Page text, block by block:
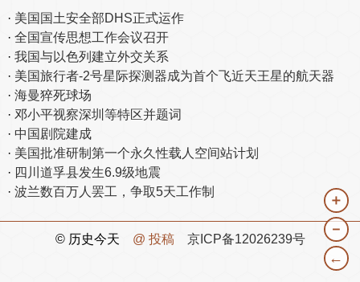
美国国土安全部DHS正式运作
全国宣传思想工作会议召开
我国与以色列建立外交关系
美国旅行者-2号星际探测器成为首个飞近天王星的航天器
海曼猝死球场
邓小平视察深圳等特区并题词
中国剧院建成
美国批准研制第一个永久性载人空间站计划
四川道孚县发生6.9级地震
波兰数百万人罢工，争取5天工作制
＋
－
←
© 历史今天 @ 投稿 京ICP备12026239号